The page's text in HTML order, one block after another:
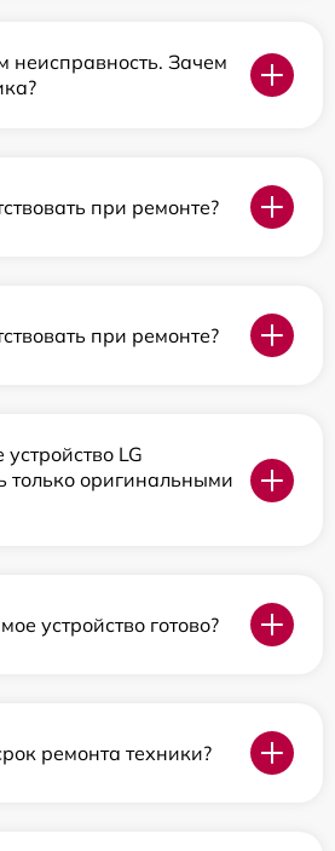
неисправность. Зачем
при ремонте?
при ремонте?
LG
только оригинальными
устройство готово?
ремонта техники?